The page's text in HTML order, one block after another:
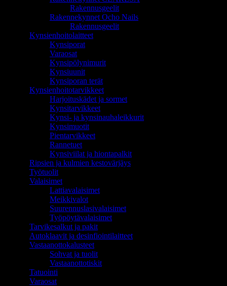
Rakennusgeelit
Rakennekynnet Ocho Nails
Rakennusgeelit
Kynsienhoitolaitteet
Kynsiporat
Varaosat
Kynsipölynimurit
Kynsiuunit
Kynsiporan terät
Kynsienhoitotarvikkeet
Harjoituskädet ja sormet
Kynsitarvikkeet
Kynsi- ja kynsinauhaleikkurit
Kynsimuotit
Pientarvikkeet
Rannetuet
Kynsiviilat ja hiontapalkit
Ripsien ja kulmien kestovärjäys
Työtuolit
Valaisimet
Lattiavalaisimet
Meikkivalot
Suurennuslasivalaisimet
Työpöytävalaisimet
Tarvikesalkut ja pakit
Autoklaavit ja desinfiointilaitteet
Vastaanottokalusteet
Sohvat ja tuolit
Vastaanottotiskit
Tatuointi
Varaosat